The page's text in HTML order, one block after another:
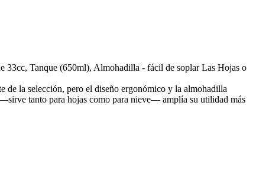
Tanque (650ml), Almohadilla - fácil de soplar Las Hojas o
de la selección, pero el diseño ergonómico y la almohadilla
tanto para hojas como para nieve— amplía su utilidad más